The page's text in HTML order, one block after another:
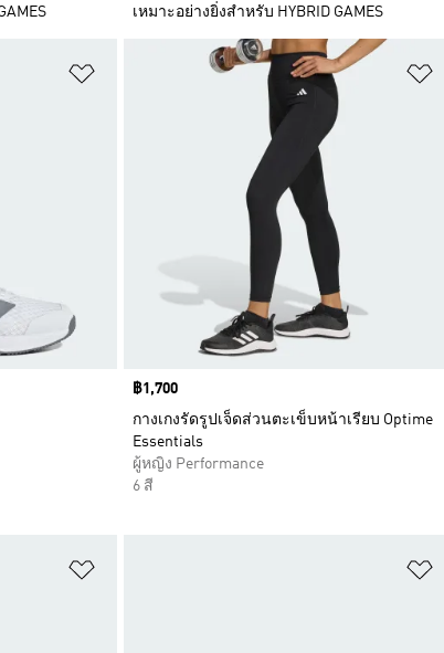
เหมาะอย่างยิ่งสำหรับ HYBRID GAMES
เพิ่มไปยังรายการสินค้าโปรด
Price
฿1,700
กางเกงรัดรูปเจ็ดส่วนตะเข็บหน้าเรียบ Optime
Essentials
ผู้หญิง Performance
6 สี